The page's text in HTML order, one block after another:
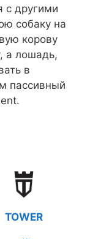
с другими
собаку на
корову
а лошадь,
в
пассивный
TOWER